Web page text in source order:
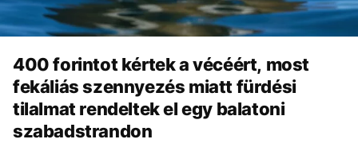
400 forintot kértek a vécéért, most
fekáliás szennyezés miatt fürdési
tilalmat rendeltek el egy balatoni
szabadstrandon